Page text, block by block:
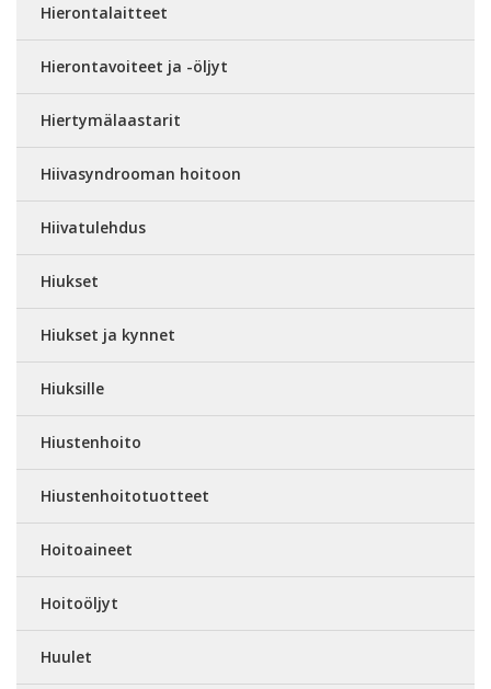
Hierontalaitteet
Hierontavoiteet ja -öljyt
Hiertymälaastarit
Hiivasyndrooman hoitoon
Hiivatulehdus
Hiukset
Hiukset ja kynnet
Hiuksille
Hiustenhoito
Hiustenhoitotuotteet
Hoitoaineet
Hoitoöljyt
Huulet